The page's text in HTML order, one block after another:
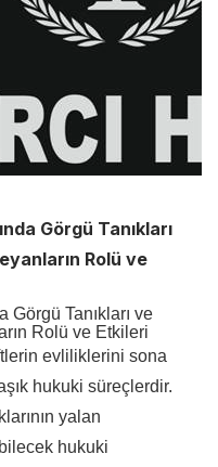
Görgü Tanıkları
Rolü ve
Görgü Tanıkları ve
Rolü ve Etkileri
evliliklerini sona
hukuki süreçlerdir.
yalan
hukuki